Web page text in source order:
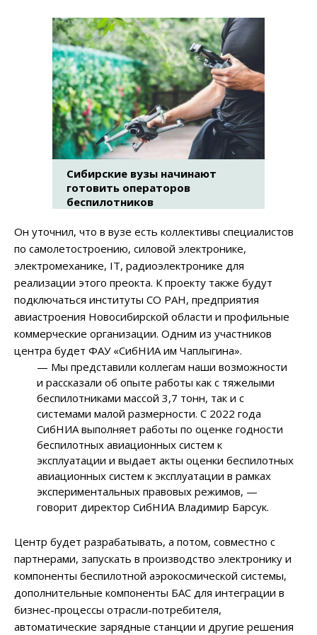
Сибирские вузы начинают
готовить операторов
беспилотников
Он уточнил, что в вузе есть коллективы специалистов
по самолетостроению, силовой электронике,
электромеханике, IT, радиоэлектронике для
реализации этого преокта. К проекту также будут
подключаться институты СО РАН, предприятия
авиастроения Новосибирской области и профильные
коммерческие организации. Одним из участников
центра будет ФАУ «СибНИА им Чаплыгина».
— Мы представили коллегам наши возможности
и рассказали об опыте работы как с тяжелыми
беспилотниками массой 3,7 тонн, так и с
системами малой размерности. С 2022 года
СибНИА выполняет работы по оценке годности
беспилотных авиационных систем к
эксплуатации и выдает акты оценки беспилотных
авиационных систем к эксплуатации в рамках
экспериментальных правовых режимов, —
говорит директор СибНИА Владимир Барсук.
Центр будет разрабатывать, а потом, совместно с
партнерами, запускать в производство электронику и
компоненты беспилотной аэрокосмической системы,
дополнительные компоненты БАС для интеграции в
бизнес-процессы отрасли-потребителя,
автоматические зарядные станции и другие решения